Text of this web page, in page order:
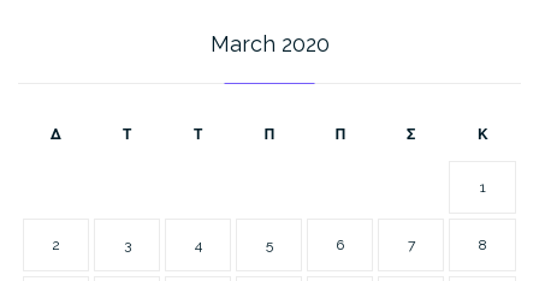
March 2020
Δ Τ Τ Π Π Σ Κ
1
2 3 4 5 6 7 8